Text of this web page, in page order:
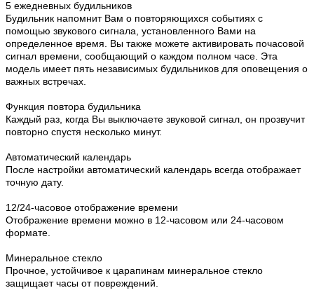
5 ежедневных будильников
Будильник напомнит Вам о повторяющихся событиях с
помощью звукового сигнала, установленного Вами на
определенное время. Вы также можете активировать почасовой
сигнал времени, сообщающий о каждом полном часе. Эта
модель имеет пять независимых будильников для оповещения о
важных встречах.
Функция повтора будильника
Каждый раз, когда Вы выключаете звуковой сигнал, он прозвучит
повторно спустя несколько минут.
Автоматический календарь
После настройки автоматический календарь всегда отображает
точную дату.
12/24-часовое отображение времени
Отображение времени можно в 12-часовом или 24-часовом
формате.
Минеральное стекло
Прочное, устойчивое к царапинам минеральное стекло
защищает часы от повреждений.